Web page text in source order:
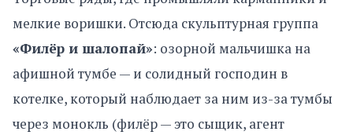
мелкие воришки. Отсюда скульптурная группа
«Филёр и шалопай»: озорной мальчишка на
афишной тумбе — и солидный господин в
котелке, который наблюдает за ним из-за тумбы
через монокль (филёр — это сыщик, агент